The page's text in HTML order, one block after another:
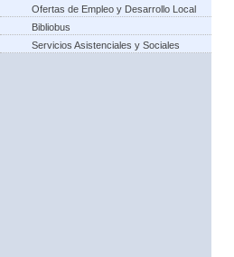
Ofertas de Empleo y Desarrollo Local
Bibliobus
Servicios Asistenciales y Sociales